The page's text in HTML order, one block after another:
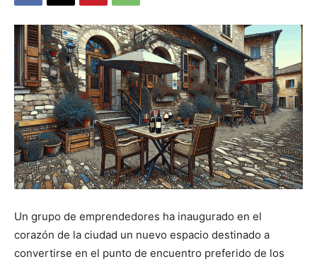
Un grupo de emprendedores ha inaugurado en el
corazón de la ciudad un nuevo espacio destinado a
convertirse en el punto de encuentro preferido de los